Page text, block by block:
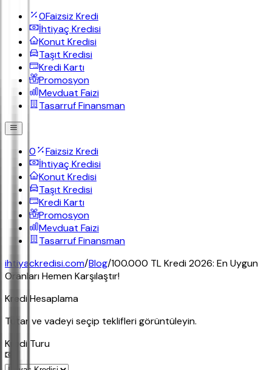
0Faizsiz Kredi
İhtiyaç Kredisi
Konut Kredisi
Taşıt Kredisi
Kredi Kartı
Promosyon
Mevduat Faizi
Tasarruf Finansman
0
Faizsiz Kredi
İhtiyaç Kredisi
Konut Kredisi
Taşıt Kredisi
Kredi Kartı
Promosyon
Mevduat Faizi
Tasarruf Finansman
ihtiyackredisi.com/Blog/100.000 TL Kredi 2026: En Uygun
Oranları Hemen Karşılaştır!
Kredi Hesaplama
Tutar ve vadeyi seçip teklifleri görüntüleyin.
Kredi Turu